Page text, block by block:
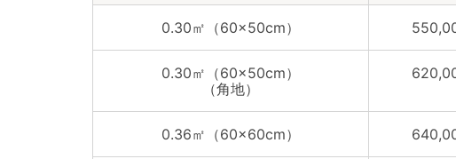
0.30㎡（60×50cm）
0.30㎡（60×50cm）
（角地）
0.36㎡（60×60cm）